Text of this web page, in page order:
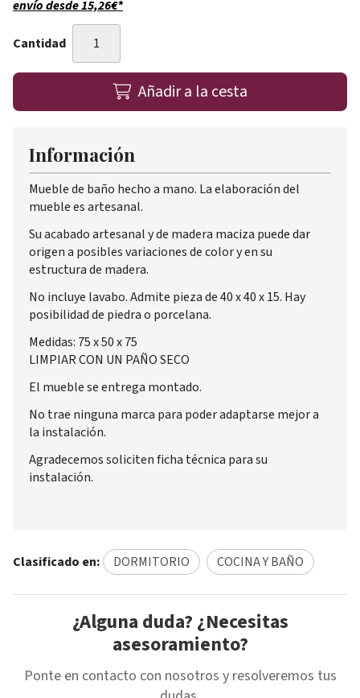
envío desde15,26€*
Cantidad
Añadir a la cesta
Información
Mueble de baño hecho a mano. La elaboración del
mueble es artesanal.
Su acabado artesanal y de madera maciza puede dar
origen a posibles variaciones de color y en su
estructura de madera.
No incluye lavabo. Admite pieza de 40 x 40 x 15. Hay
posibilidad de piedra o porcelana.
Medidas: 75 x 50 x 75
LIMPIAR CON UN PAÑO SECO
El mueble se entrega montado.
No trae ninguna marca para poder adaptarse mejor a
la instalación.
Agradecemos soliciten ficha técnica para su
instalación.
Clasificado en: DORMITORIO COCINA Y BAÑO
¿Alguna duda? ¿Necesitas
asesoramiento?
Ponte en contacto con nosotros y resolveremos tus